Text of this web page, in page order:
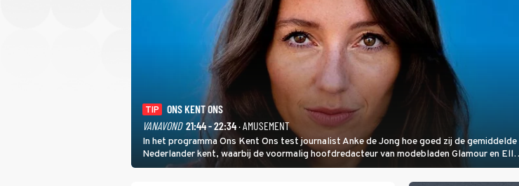
TIP
ONS KENT ONS
VANAVOND 21:44 - 22:34· AMUSEMENT
In het programma Ons Kent Ons test journalist Anke de Jong hoe goed zij de gemiddelde
Nederlander kent, waarbij de voormalig hoofdredacteur van modebladen Glamour en Elle
het samen met rapper Keizer opneemt tegen Edson da Graça en Marc-Marie Huijbregts.